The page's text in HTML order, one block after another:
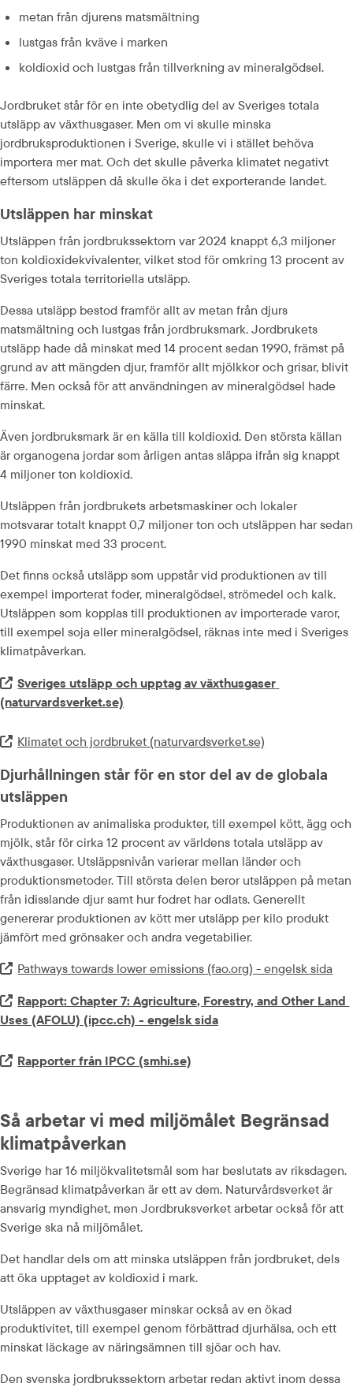
metan från djurens matsmältning
lustgas från kväve i marken
koldioxid och lustgas från tillverkning av mineralgödsel.
Jordbruket står för en inte obetydlig del av Sveriges totala
utsläpp av växthusgaser. Men om vi skulle minska
jordbruksproduktionen i Sverige, skulle vi i stället behöva
importera mer mat. Och det skulle påverka klimatet negativt
eftersom utsläppen då skulle öka i det exporterande landet.
Utsläppen har minskat
Utsläppen från jordbrukssektorn var 2024 knappt 6,3 miljoner
ton koldioxidekvivalenter, vilket stod för omkring 13 procent av
Sveriges totala territoriella utsläpp.
Dessa utsläpp bestod framför allt av metan från djurs
matsmältning och lustgas från jordbruksmark. Jordbrukets
utsläpp hade då minskat med 14 procent sedan 1990, främst på
grund av att mängden djur, framför allt mjölkkor och grisar, blivit
färre. Men också för att användningen av mineralgödsel hade
minskat.
Även jordbruksmark är en källa till koldioxid. Den största källan
är organogena jordar som årligen antas släppa ifrån sig knappt
4 miljoner ton koldioxid.
Utsläppen från jordbrukets arbetsmaskiner och lokaler
motsvarar totalt knappt 0,7 miljoner ton och utsläppen har sedan
1990 minskat med 33 procent.
Det finns också utsläpp som uppstår vid produktionen av till
exempel importerat foder, mineralgödsel, strömedel och kalk.
Utsläppen som kopplas till produktionen av importerade varor,
till exempel soja eller mineralgödsel, räknas inte med i Sveriges
klimatpåverkan.
Extern länk.
Sveriges utsläpp och upptag av växthusgaser
(naturvardsverket.se)
Extern länk.
Klimatet och jordbruket (naturvardsverket.se)
Djurhållningen står för en stor del av de globala
utsläppen
Produktionen av animaliska produkter, till exempel kött, ägg och
mjölk, står för cirka 12 procent av världens totala utsläpp av
växthusgaser. Utsläppsnivån varierar mellan länder och
produktionsmetoder. Till största delen beror utsläppen på metan
från idisslande djur samt hur fodret har odlats. Generellt
genererar produktionen av kött mer utsläpp per kilo produkt
jämfört med grönsaker och andra vegetabilier.
Extern länk.
Pathways towards lower emissions (fao.org) - engelsk sida
Extern länk.
Rapport: Chapter 7: Agriculture, Forestry, and Other Land
Uses (AFOLU) (ipcc.ch) - engelsk sida
Extern länk.
Rapporter från IPCC (smhi.se)
Så arbetar vi med miljömålet Begränsad
klimatpåverkan
Sverige har 16 miljökvalitetsmål som har beslutats av riksdagen.
Begränsad klimatpåverkan är ett av dem. Naturvårdsverket är
ansvarig myndighet, men Jordbruksverket arbetar också för att
Sverige ska nå miljömålet.
Det handlar dels om att minska utsläppen från jordbruket, dels
att öka upptaget av koldioxid i mark.
Utsläppen av växthusgaser minskar också av en ökad
produktivitet, till exempel genom förbättrad djurhälsa, och ett
minskat läckage av näringsämnen till sjöar och hav.
Den svenska jordbrukssektorn arbetar redan aktivt inom dessa